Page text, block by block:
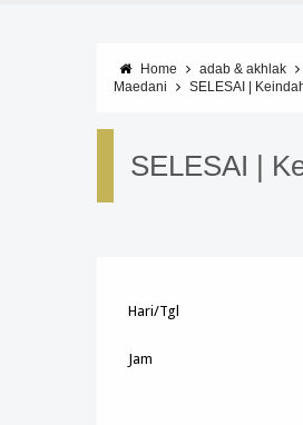
Home adab & akhlak
Maedani
SELESAI |
SELESAI |
Hari/Tgl
Jam